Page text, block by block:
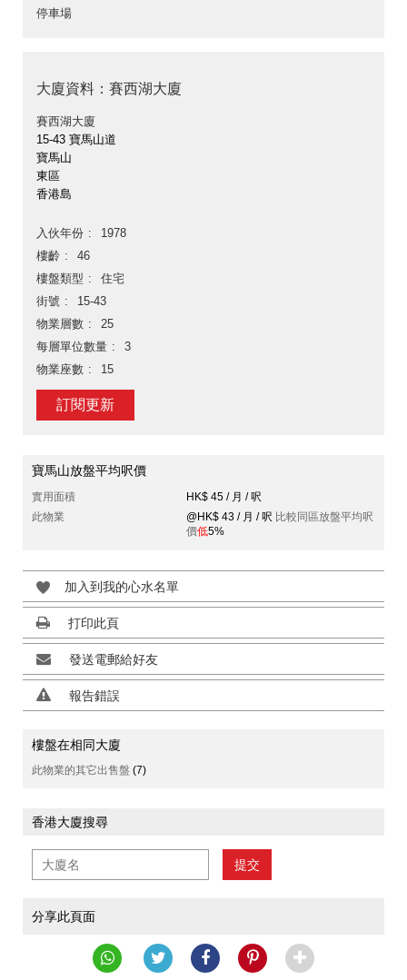
停車場
大廈資料：賽西湖大廈
賽西湖大廈
15-43 寶馬山道
寶馬山
東區
香港島
入伙年份
1978
樓齡
46
樓盤類型
住宅
街號
15-43
物業層數
25
每層單位數量
3
物業座數
15
訂閱更新
寶馬山放盤平均呎價
實用面積
HK$ 45 / 月 / 呎
此物業
@HK$ 43 / 月 / 呎 比較同區放盤平均呎
價低5%
加入到我的心水名單
打印此頁
發送電郵給好友
報告錯誤
樓盤在相同大廈
此物業的其它出售盤 (7)
香港大廈搜尋
提交
分享此頁面